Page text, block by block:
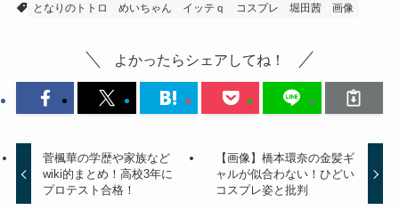
となりのトトロ
めいちゃん イッテｑ コスプレ 堀田茜 画像
よかったらシェアしてね！
菅楓華の学歴や家族など
wiki的まとめ！高校3年に
プロテスト合格！
【画像】橋本環奈の金髪ギ
ャルが似合わない！ひどい
コスプレ姿と批判